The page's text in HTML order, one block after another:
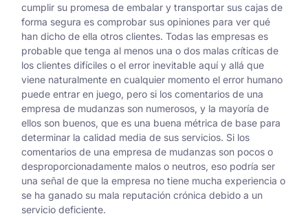
cumplir su promesa de embalar y transportar sus cajas de
forma segura es comprobar sus opiniones para ver qué
han dicho de ella otros clientes. Todas las empresas es
probable que tenga al menos una o dos malas críticas de
los clientes difíciles o el error inevitable aquí y allá que
viene naturalmente en cualquier momento el error humano
puede entrar en juego, pero si los comentarios de una
empresa de mudanzas son numerosos, y la mayoría de
ellos son buenos, que es una buena métrica de base para
determinar la calidad media de sus servicios. Si los
comentarios de una empresa de mudanzas son pocos o
desproporcionadamente malos o neutros, eso podría ser
una señal de que la empresa no tiene mucha experiencia o
se ha ganado su mala reputación crónica debido a un
servicio deficiente.